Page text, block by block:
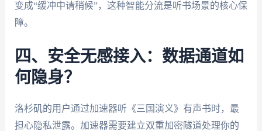
变成“缓冲中请稍候”，这种智能分流是听书场景的核心保
障。
四、安全无感接入：数据通道如
何隐身？
洛杉矶的用户通过加速器听《三国演义》有声书时，最
担心隐私泄露。加速器需要建立双重加密隧道处理你的